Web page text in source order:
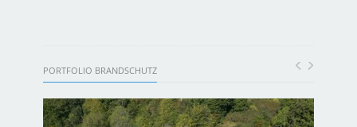
PORTFOLIO BRANDSCHUTZ